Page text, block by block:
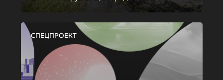
СПЕЦПРОЕКТ